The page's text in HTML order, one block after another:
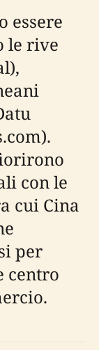
essere
le rive
con le
cui Cina
per
centro